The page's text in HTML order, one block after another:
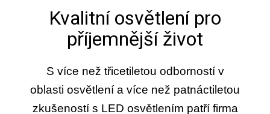
Kvalitní osvětlení pro
příjemnější život
S více než třicetiletou odborností v
oblasti osvětlení a více než patnáctiletou
zkušeností s LED osvětlením patří firma